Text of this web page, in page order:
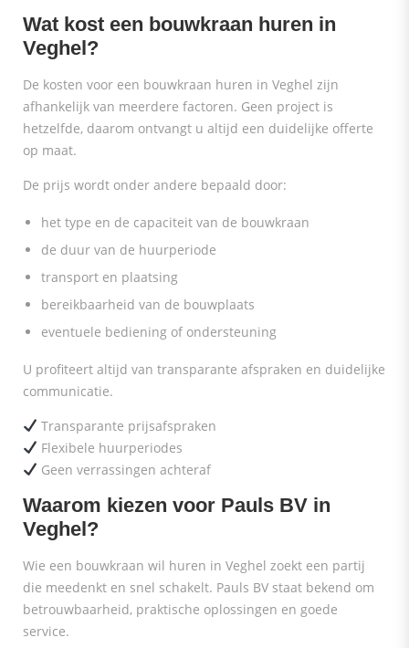
Wat kost een bouwkraan huren in
Veghel?
De kosten voor een bouwkraan huren in Veghel zijn
afhankelijk van meerdere factoren. Geen project is
hetzelfde, daarom ontvangt u altijd een duidelijke offerte
op maat.
De prijs wordt onder andere bepaald door:
het type en de capaciteit van de bouwkraan
de duur van de huurperiode
transport en plaatsing
bereikbaarheid van de bouwplaats
eventuele bediening of ondersteuning
U profiteert altijd van transparante afspraken en duidelijke
communicatie.
Transparante prijsafspraken
Flexibele huurperiodes
Geen verrassingen achteraf
Waarom kiezen voor Pauls BV in
Veghel?
Wie een bouwkraan wil huren in Veghel zoekt een partij
die meedenkt en snel schakelt. Pauls BV staat bekend om
betrouwbaarheid, praktische oplossingen en goede
service.